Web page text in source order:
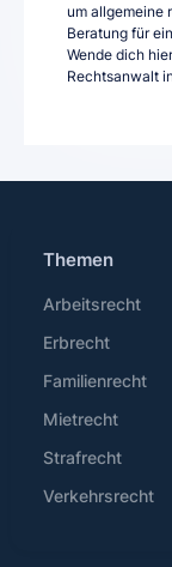
um allgemeine
Beratung für
Wende dich
Rechtsanwalt
Themen
Arbeitsrecht
Erbrecht
Familienrecht
Mietrecht
Strafrecht
Verkehrsrecht